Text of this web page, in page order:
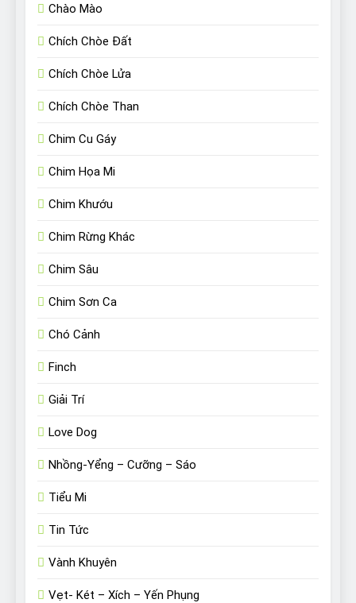
Chào Mào
Chích Chòe Đất
Chích Chòe Lửa
Chích Chòe Than
Chim Cu Gáy
Chim Họa Mi
Chim Khướu
Chim Rừng Khác
Chim Sâu
Chim Sơn Ca
Chó Cảnh
Finch
Giải Trí
Love Dog
Nhồng-Yểng – Cưỡng – Sáo
Tiểu Mi
Tin Tức
Vành Khuyên
Vẹt- Két – Xích – Yến Phụng